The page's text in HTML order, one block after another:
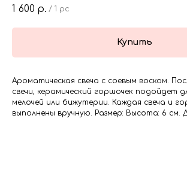
1 600 р. / 1 pc
Купить
Ароматическая свеча с соевым воском.
свечи, керамический горшочек подойдет
мелочей или бижутерии. Каждая свеча и
выполнены вручную. Размер: Высота: 6 см.